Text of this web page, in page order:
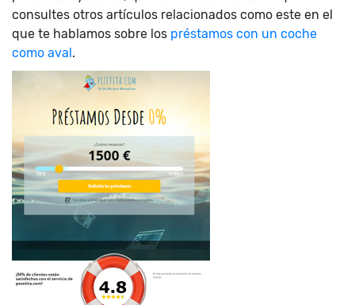
consultes otros artículos relacionados como este en el
que te hablamos sobre los préstamos con un coche
como aval.